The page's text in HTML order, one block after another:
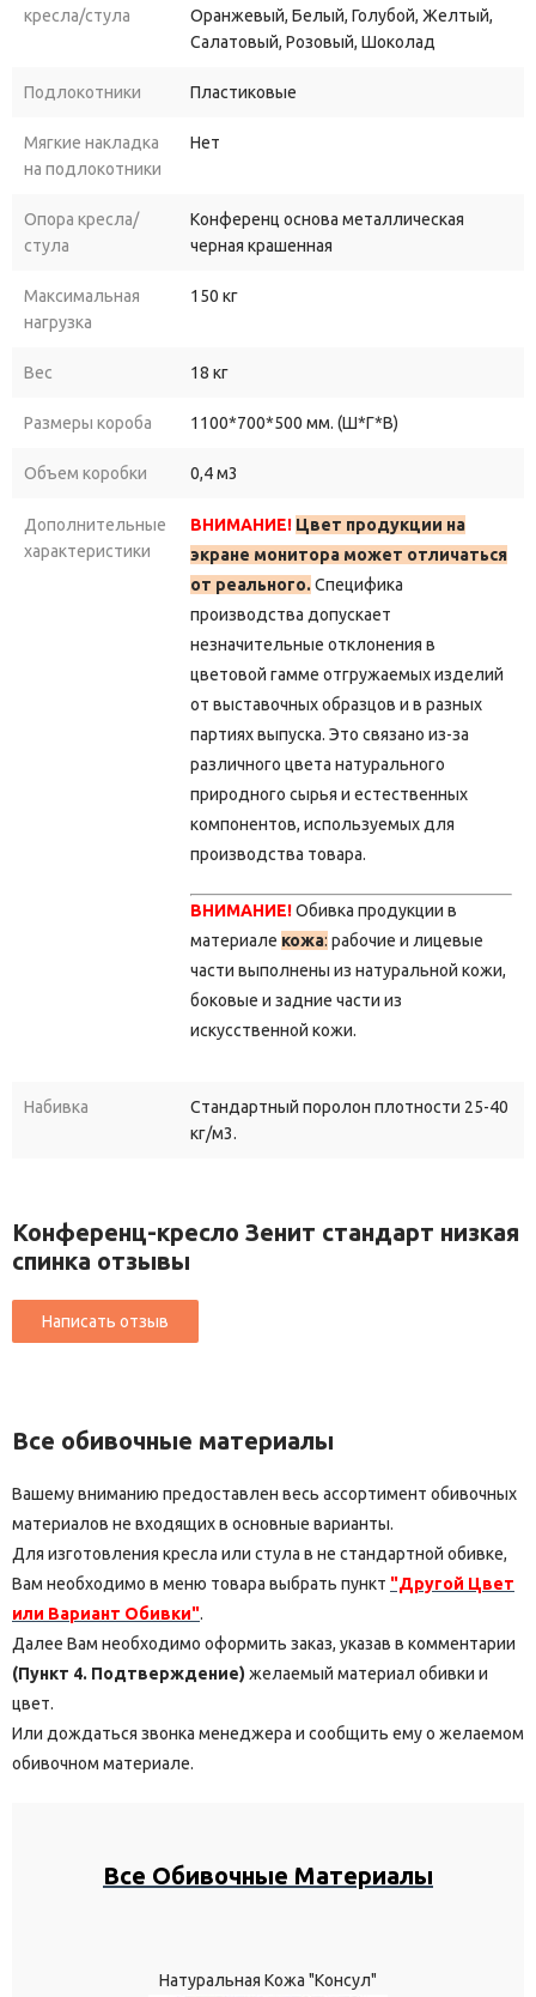
кресла/стула
Оранжевый, Белый, Голубой, Желтый,
Салатовый, Розовый, Шоколад
Подлокотники Пластиковые
Мягкие накладка
на подлокотники
Нет
Опора кресла/
стула
Конференц основа металлическая
черная крашенная
Максимальная
нагрузка
150 кг
Вес 18 кг
Размеры короба 1100*700*500 мм. (Ш*Г*В)
Объем коробки 0,4 м3
Дополнительные
характеристики
ВНИМАНИЕ! Цвет продукции на
экране монитора может отличаться
от реального. Специфика
производства допускает
незначительные отклонения в
цветовой гамме отгружаемых изделий
от выставочных образцов и в разных
партиях выпуска. Это связано из-за
различного цвета натурального
природного сырья и естественных
компонентов, используемых для
производства товара.
ВНИМАНИЕ!Обивка продукции в
материале кожа: рабочие и лицевые
части выполнены из натуральной кожи,
боковые и задние части из
искусственной кожи.
Набивка
Стандартный поролон плотности 25-40
кг/м3.
Конференц-кресло Зенит стандарт низкая
спинка отзывы
Все обивочные материалы
Вашему вниманию предоставлен весь ассортимент обивочных
материалов не входящих в основные варианты.
Для изготовления кресла или стула в не стандартной обивке,
Вам необходимо в меню товара выбрать пункт "Другой Цвет
или Вариант Обивки".
Далее Вам необходимо оформить заказ, указав в комментарии
(Пункт 4. Подтверждение) желаемый материал обивки и
цвет.
Или дождаться звонка менеджера и сообщить ему о желаемом
обивочном материале.
Все Обивочные Материалы
Натуральная Кожа "Консул"